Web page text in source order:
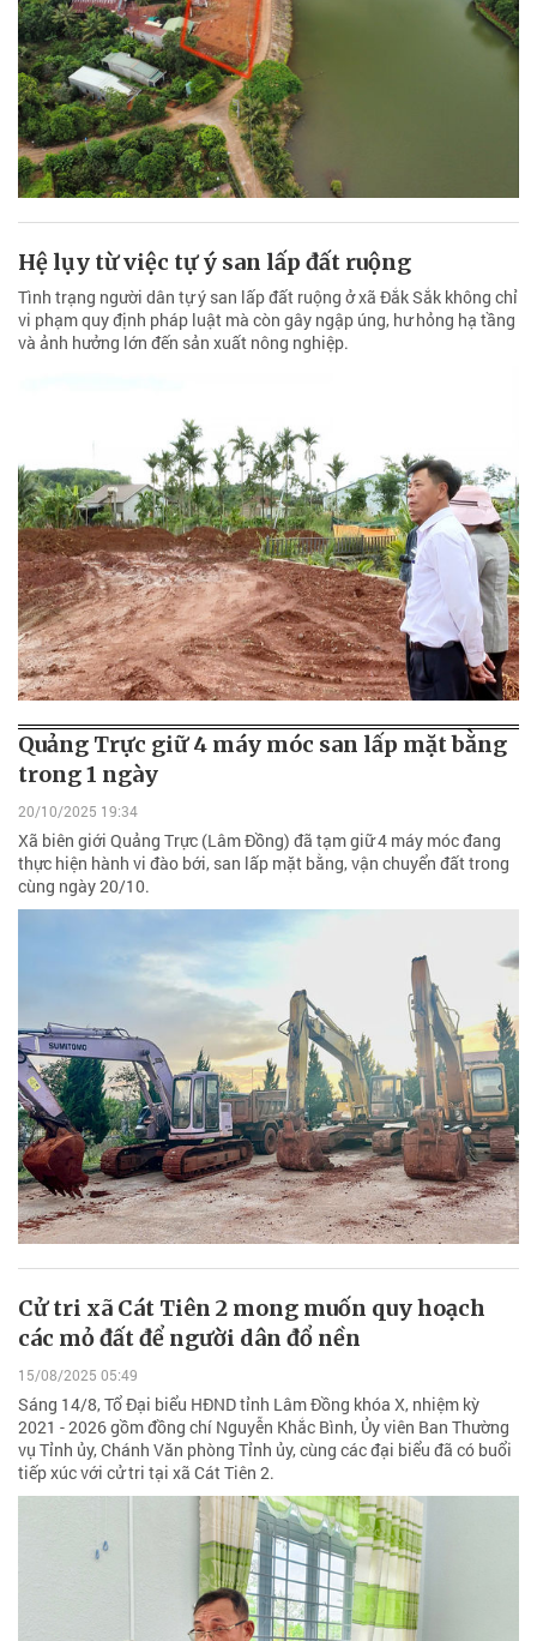
Hệ lụy từ việc tự ý san lấp đất ruộng
Tình trạng người dân tự ý san lấp đất ruộng ở xã Đắk Sắk không chỉ
vi phạm quy định pháp luật mà còn gây ngập úng, hư hỏng hạ tầng
và ảnh hưởng lớn đến sản xuất nông nghiệp.
Quảng Trực giữ 4 máy móc san lấp mặt bằng
trong 1 ngày
20/10/2025 19:34
Xã biên giới Quảng Trực (Lâm Đồng) đã tạm giữ 4 máy móc đang
thực hiện hành vi đào bới, san lấp mặt bằng, vận chuyển đất trong
cùng ngày 20/10.
Cử tri xã Cát Tiên 2 mong muốn quy hoạch
các mỏ đất để người dân đổ nền
15/08/2025 05:49
Sáng 14/8, Tổ Đại biểu HĐND tỉnh Lâm Đồng khóa X, nhiệm kỳ
2021 - 2026 gồm đồng chí Nguyễn Khắc Bình, Ủy viên Ban Thường
vụ Tỉnh ủy, Chánh Văn phòng Tỉnh ủy, cùng các đại biểu đã có buổi
tiếp xúc với cử tri tại xã Cát Tiên 2.